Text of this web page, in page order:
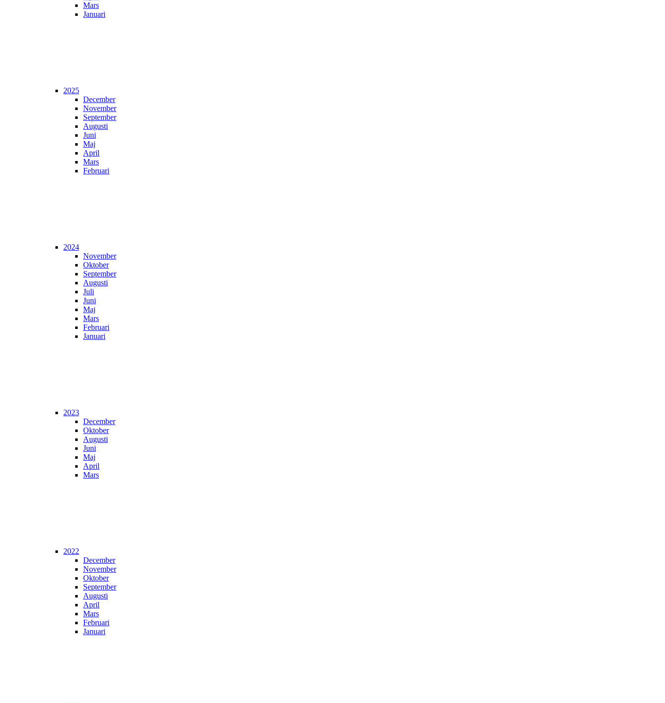
Mars
Januari
2025
December
November
September
Augusti
Juni
Maj
April
Mars
Februari
2024
November
Oktober
September
Augusti
Juli
Juni
Maj
Mars
Februari
Januari
2023
December
Oktober
Augusti
Juni
Maj
April
Mars
2022
December
November
Oktober
September
Augusti
April
Mars
Februari
Januari